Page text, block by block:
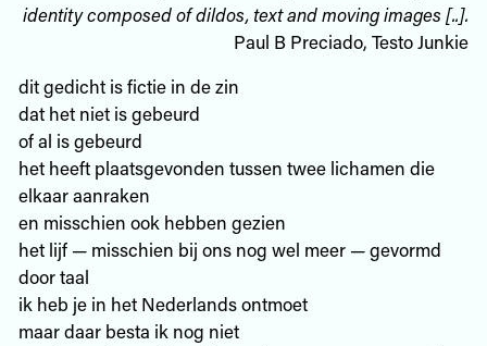
identity composed of dildos, text and moving images [..].
Paul B Preciado, Testo Junkie
dit gedicht is fictie in de zin
dat het niet is gebeurd
of al is gebeurd
het heeft plaatsgevonden tussen twee lichamen die
elkaar aanraken
en misschien ook hebben gezien
het lijf — misschien bij ons nog wel meer — gevormd
door taal
ik heb je in het Nederlands ontmoet
maar daar besta ik nog niet